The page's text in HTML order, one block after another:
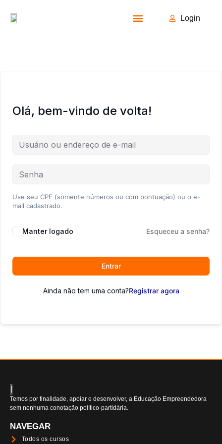
Login
Olá, bem-vindo de volta!
Use seu CPF (somente números ou com pontuação) ou o e-
mail cadastrado.
Manter logado Esqueceu a senha?
Entrar
Ainda não tem uma conta?Registrar agora
Temos por finalidade, apoiar e desenvolver, a Educação Empreendedora
sem nenhuma conotação político-partidária.
NAVEGAR
Todos os cursos